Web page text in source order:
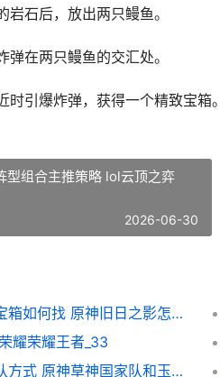
石后，放出两只鳗鱼。
在两只鳗鱼的交汇处。
引爆炸弹，获得一个精致宝箱。
型组合主推策略 lol云顶之弈
2026-06-30
原神旧日之海鳗鱼宝箱如何找 原神旧日之影怎么做
耀荣耀王者_33
原神草神国家队配队方式 原神草神国家队和玉皇队